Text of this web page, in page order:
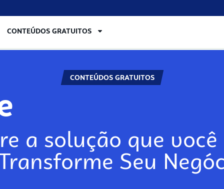
CONTEÚDOS GRATUITOS
CONTEÚDOS GRATUITOS
a solução que
Seu